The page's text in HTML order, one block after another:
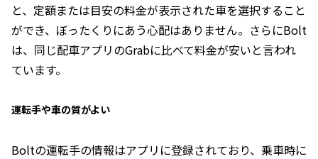
と、定額または目安の料金が表示された車を選択すること
ができ、ぼったくりにあう心配はありません。さらにBolt
は、同じ配車アプリのGrabに比べて料金が安いと言われ
ています。
運転手や車の質がよい
Boltの運転手の情報はアプリに登録されており、乗車時に